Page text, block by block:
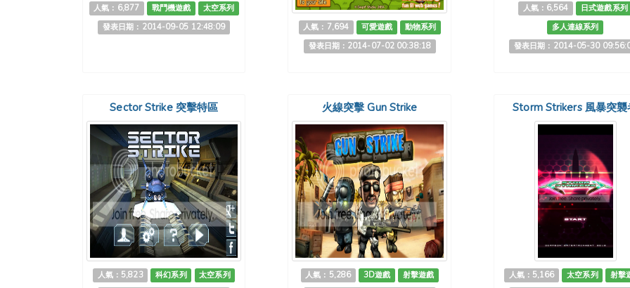
人氣：6,877 戰鬥機遊戲
太空系列
發表日期：2014-09-05 12:48:09
人氣：7,694 可愛遊戲
動物系列
發表日期：2014-07-02 00:38:18
人氣：6,564
日式遊戲系列
多人連線系列
發表日期：2014-05-30
Sector Strike 突擊特區
人氣：5,823 科幻系列
太空系列
火線突擊 Gun Strike
人氣：5,286 3D遊戲
射擊遊戲
Storm Strikers 風暴突襲
人氣：5,166 太空系列
射擊